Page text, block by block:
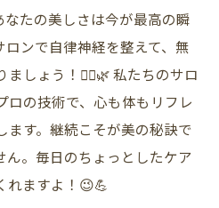
たの美しさは今が最高の瞬
ンで自律神経を整えて、無
しょう！💆‍♀️🌿 私たちのサロ
ロの技術で、心も体もリフレ
ます。継続こそが美の秘訣で
ん。毎日のちょっとしたケア
れますよ！😉💪